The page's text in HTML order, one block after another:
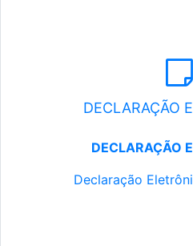
DECLARAÇÃO
DECLARAÇÃO
Declaração